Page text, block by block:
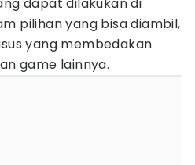
pilihan yang bisa diambil,
yang membedakan
game lainnya.